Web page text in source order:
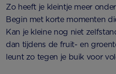
Zo heeft je kleintje meer
Begin met korte momenten
Kan je kleine nog niet
dan tijdens de fruit- en
leunt zo tegen je buik voor